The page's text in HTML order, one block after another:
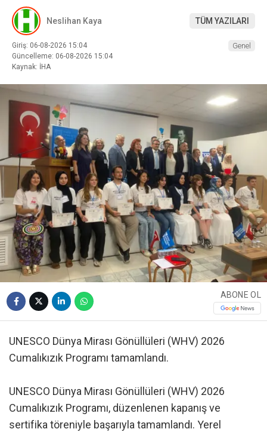
Neslihan Kaya TÜM YAZILARI
Giriş: 06-08-2026 15:04
Güncelleme: 06-08-2026 15:04
Kaynak: İHA
Genel
ABONE OL
UNESCO Dünya Mirası Gönüllüleri (WHV) 2026
Cumalıkızık Programı tamamlandı.
UNESCO Dünya Mirası Gönüllüleri (WHV) 2026
Cumalıkızık Programı, düzenlenen kapanış ve
sertifika töreniyle başarıyla tamamlandı. Yerel